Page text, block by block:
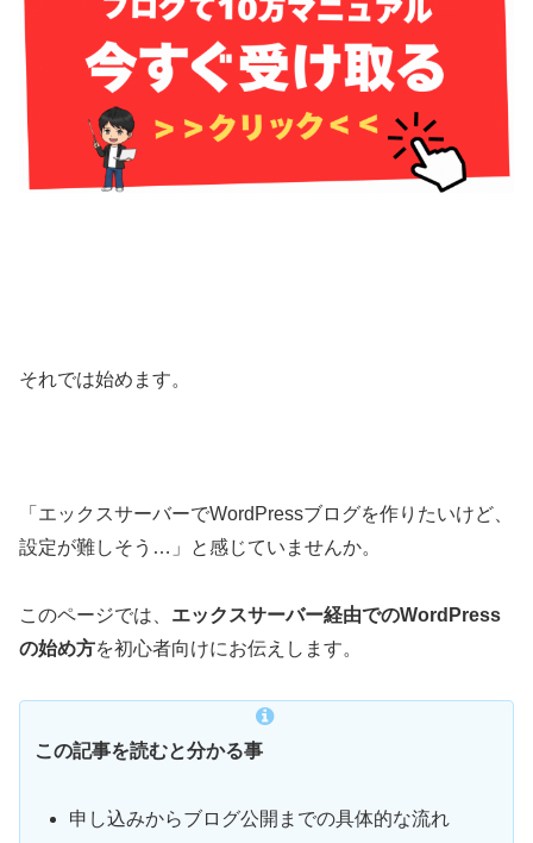
それでは始めます。
「エックスサーバーでWordPressブログを作りたいけど、
設定が難しそう…」と感じていませんか。
このページでは、 エックスサーバー経由でのWordPress
の始め方を初心者向けにお伝えします。
この記事を読むと分かる事
申し込みからブログ公開までの具体的な流れ